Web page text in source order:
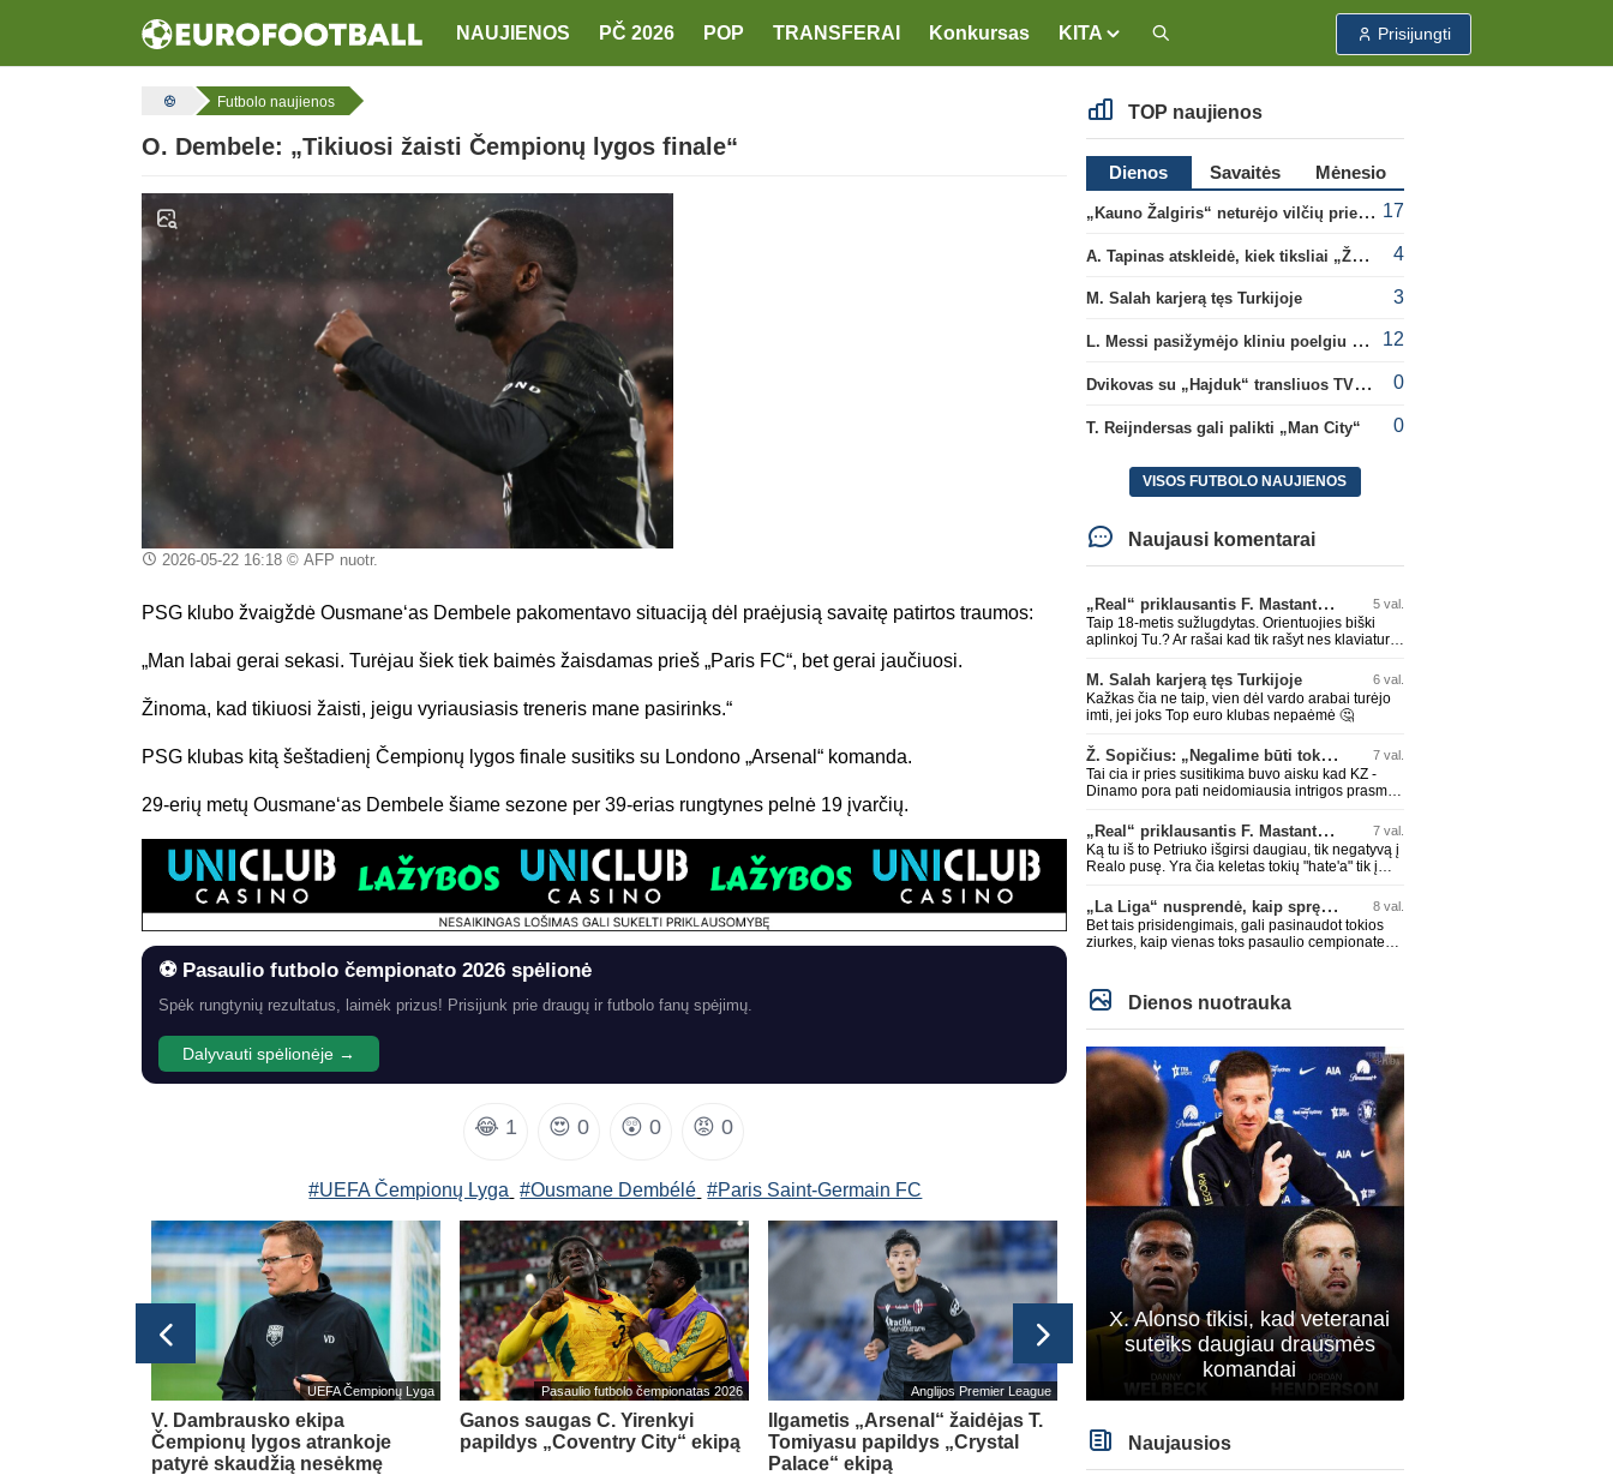
NAUJIENOS PČ 2026 POP TRANSFERAI Konkursas KITA Prisijungti
Futbolo naujienos
O. Dembele: „Tikiuosi žaisti Čempionų lygos finale“
2026-05-22 16:18© AFP nuotr.
PSG klubo žvaigždė Ousmane‘as Dembele pakomentavo situaciją dėl praėjusią savaitę patirtos traumos:
„Man labai gerai sekasi. Turėjau šiek tiek baimės žaisdamas prieš „Paris FC“, bet gerai jaučiuosi.
Žinoma, kad tikiuosi žaisti, jeigu vyriausiasis treneris mane pasirinks.“
PSG klubas kitą šeštadienį Čempionų lygos finale susitiks su Londono „Arsenal“ komanda.
29-erių metų Ousmane‘as Dembele šiame sezone per 39-erias rungtynes pelnė 19 įvarčių.
⚽ Pasaulio futbolo čempionato 2026 spėlionė
Spėk rungtynių rezultatus, laimėk prizus! Prisijunk prie draugų ir futbolo fanų spėjimų.
Dalyvauti spėlionėje →
😂 1 😍 0 😲 0 😡 0
#UEFA Čempionų Lyga #Ousmane Dembélé #Paris Saint-Germain FC
UEFA Čempionų Lyga
V. Dambrausko ekipa
Čempionų lygos atrankoje
patyrė skaudžią nesėkmę
Pasaulio futbolo čempionatas 2026
Ganos saugas C. Yirenkyi
papildys „Coventry City“ ekipą
Anglijos Premier League
Ilgametis „Arsenal“ žaidėjas T.
Tomiyasu papildys „Crystal
Palace“ ekipą
dešimtmetį žaidusiu gynėju B.
TOP naujienos
Dienos Savaitės
Mėnesio
„Kauno Žalgiris“ neturėjo vilčių prieš „Dinamo“ 17
A. Tapinas atskleidė, kiek tiksliai „Žalgiris“ jau uždirbo iš UEFA premijų 4
M. Salah karjerą tęs Turkijoje 3
L. Messi pasižymėjo kliniu poelgiu dėl kilusių gaisrų Madride 12
Dvikovas su „Hajduk“ transliuos TV3, paskutinėje transliacijoje – nauji rekordai 0
T. Reijndersas gali palikti „Man City“ 0
VISOS FUTBOLO NAUJIENOS
Naujausi komentarai
„Real“ priklausantis F. Mastantuono skolinamas „Fiorentina“ ekipai 5 val.
Taip 18-metis sužlugdytas. Orientuojies biški
aplinkoj Tu.? Ar rašai kad tik rašyt nes klaviaturą
M. Salah karjerą tęs Turkijoje 6 val.
Kažkas čia ne taip, vien dėl vardo arabai turėjo
imti, jei joks Top euro klubas nepaėmė 🤔
Ž. Sopičius: „Negalime būti tokie išsigandę“ 7 val.
Tai cia ir pries susitikima buvo aisku kad KZ -
Dinamo pora pati neidomiausia intrigos prasme.
silpniausiu. Taip kad nieko cia netiketo. Tik aisku
nereikejo zaist kaip i kelnes prisikus
„Real“ priklausantis F. Mastantuono skolinamas „Fiorentina“ ekipai 7 val.
Ką tu iš to Petriuko išgirsi daugiau, tik negatyvą į
Realo pusę. Yra čia keletas tokių "hate'a" tik į
dėmesio į tokių veikeju PMS'sus,o ypač leistis į
diskusijas su jais!
„La Liga“ nusprendė, kaip spręs žaidėjų prisidengimo burnomis klausimą 8 val.
Bet tais prisidengimais, gali pasinaudot tokios
ziurkes, kaip vienas toks pasaulio cempionate
prakirsta.Dienos nuotrauka
X. Alonso tikisi, kad veteranai
suteiks daugiau drausmės
komandai
Naujausios